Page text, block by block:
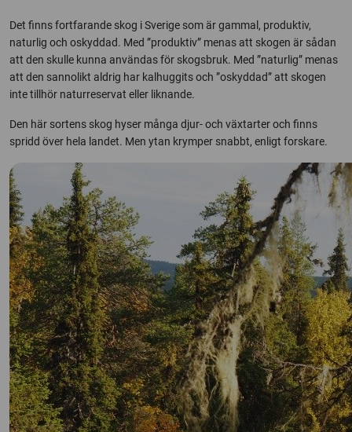
Det finns fortfarande skog i Sverige som är gammal, produktiv,
naturlig och oskyddad. Med ”produktiv” menas att skogen är sådan
att den skulle kunna användas för skogsbruk. Med ”naturlig” menas
att den sannolikt aldrig har kalhuggits och ”oskyddad” att skogen
inte tillhör naturreservat eller liknande.
Den här sortens skog hyser många djur- och växtarter och finns
spridd över hela landet. Men ytan krymper snabbt, enligt forskare.